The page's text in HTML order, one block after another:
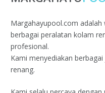
Margahayupool.com adalah
berbagai peralatan kolam
profesional.
Kami menyediakan
renang.